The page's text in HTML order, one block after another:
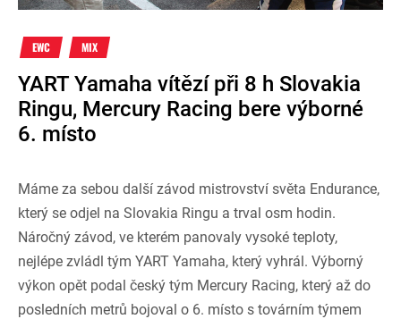
EWC MIX
YART Yamaha vítězí při 8 h Slovakia
Ringu, Mercury Racing bere výborné
6. místo
Máme za sebou další závod mistrovství světa Endurance,
který se odjel na Slovakia Ringu a trval osm hodin.
Náročný závod, ve kterém panovaly vysoké teploty,
nejlépe zvládl tým YART Yamaha, který vyhrál. Výborný
výkon opět podal český tým Mercury Racing, který až do
posledních metrů bojoval o 6. místo s továrním týmem